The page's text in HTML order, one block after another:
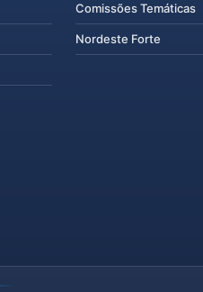
Comissões Temáticas
Nordeste Forte